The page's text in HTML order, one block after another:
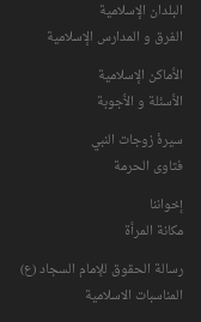
البلدان الإسلامية
الفرق و المدارس الإسلامية
الأماكن الإسلامية
الأسئلة و الأجوبة
سیرۀ زوجات النبي
فتاوی الحرمة
إخواننا
مكانة‌ المرأة
رسالة الحقوق للإمام السجاد (ع)
المناسبات الاسلامیة